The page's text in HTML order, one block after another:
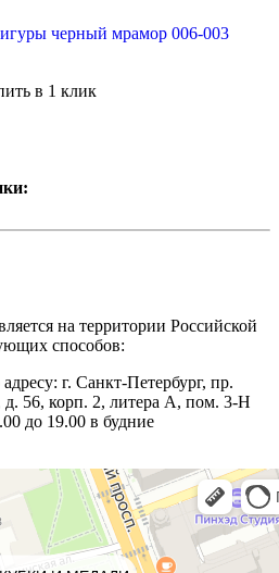
в 1 клик
на территории Российской
способов:
г. Санкт-Петербург, пр.
56, корп. 2, литера А, пом. 3-Н
до 19.00 в будние